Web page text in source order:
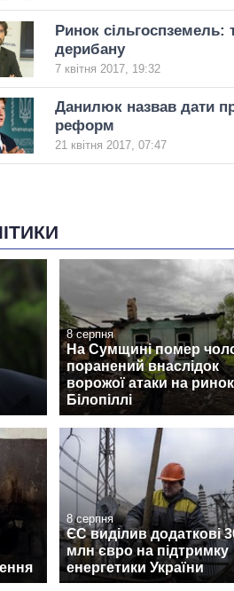
Ринок сільгоспземель:
дерибану
7 квітня 2017, 19:32
Данилюк назвав дати
реформ
21 квітня 2017, 07:47
8 серпня
На Сумщині помер
поранений внаслідок
ворожої атаки на
Білопіллі
8 серпня
ЄС виділив додаткові
млн євро на підтримку
енергетики України